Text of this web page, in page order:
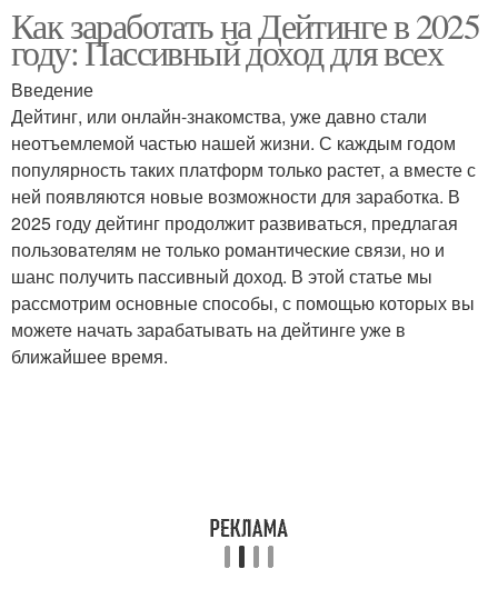
Как заработать на Дейтинге в 2025
году: Пассивный доход для всех
Введение
Дейтинг, или онлайн-знакомства, уже давно стали
неотъемлемой частью нашей жизни. С каждым годом
популярность таких платформ только растет, а вместе с
ней появляются новые возможности для заработка. В
2025 году дейтинг продолжит развиваться, предлагая
пользователям не только романтические связи, но и
шанс получить пассивный доход. В этой статье мы
рассмотрим основные способы, с помощью которых вы
можете начать зарабатывать на дейтинге уже в
ближайшее время.